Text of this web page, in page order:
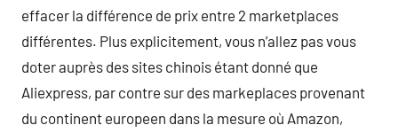
effacer la différence de prix entre 2 marketplaces
différentes. Plus explicitement, vous n’allez pas vous
doter auprès des sites chinois étant donné que
Aliexpress, par contre sur des markeplaces provenant
du continent europeen dans la mesure où Amazon,